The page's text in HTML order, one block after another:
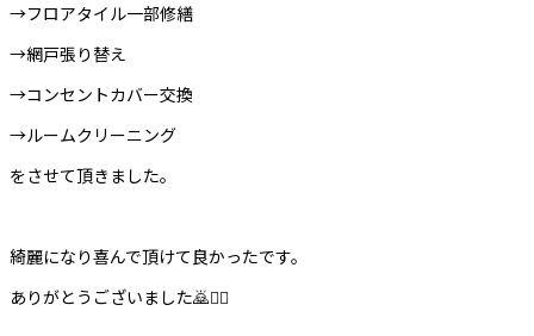
→フロアタイル一部修繕
→網戸張り替え
→コンセントカバー交換
→ルームクリーニング
をさせて頂きました。
綺麗になり喜んで頂けて良かったです。
ありがとうございました🙇🙇‍♀️